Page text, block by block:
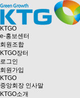
KTGO
e-홍보센터
회원조합
KTGO장터
로그인
회원가입
KTGO
중앙회장 인사말
KTGO소개